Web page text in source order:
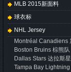
MLB 2015新面料
球衣标
NHL Jersey
Montréal Canadiens
Boston Bruins 棕熊队
Dallas Stars 达拉斯星
Tampa Bay Lightning